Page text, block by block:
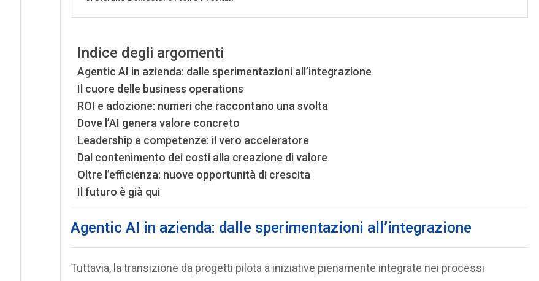
Indice degli argomenti
Agentic AI in azienda: dalle sperimentazioni all’integrazione
Il cuore delle business operations
ROI e adozione: numeri che raccontano una svolta
Dove l’AI genera valore concreto
Leadership e competenze: il vero acceleratore
Dal contenimento dei costi alla creazione di valore
Oltre l’efficienza: nuove opportunità di crescita
Il futuro è già qui
Agentic AI in azienda: dalle sperimentazioni all’integrazione
Tuttavia, la transizione da progetti pilota a iniziative pienamente integrate nei processi